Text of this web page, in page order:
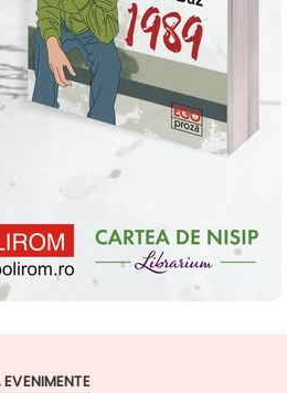
EVENIMENTE